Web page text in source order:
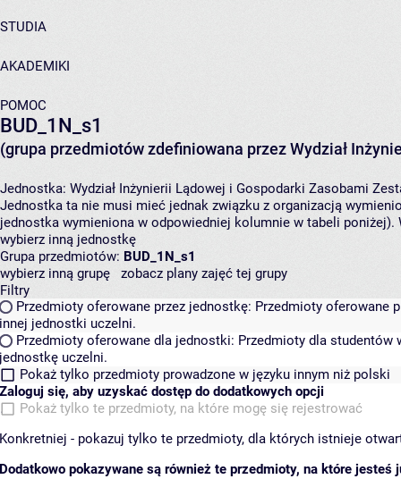
STUDIA
AKADEMIKI
POMOC
BUD_1N_s1
(grupa przedmiotów zdefiniowana przez Wydział
Jednostka: Wydział Inżynierii Lądowej i Gospodarki Zasobami
Jednostka ta nie musi mieć jednak związku z organizacją
jednostka wymieniona w odpowiedniej kolumnie w tabeli
wybierz inną jednostkę
Grupa przedmiotów: BUD_1N_s1
wybierz inną grupę
zobacz plany zajęć tej grupy
Filtry
Przedmioty oferowane przez jednostkę: Przedmioty oferowane
innej jednostki uczelni.
Przedmioty oferowane dla jednostki: Przedmioty dla studentów
jednostkę uczelni.
Pokaż tylko przedmioty prowadzone w języku innym niż polski
Zaloguj się, aby uzyskać dostęp do dodatkowych opcji
Pokaż tylko te przedmioty, na które mogę się rejestrować
Konkretniej - pokazuj tylko te przedmioty, dla których istnieje
Dodatkowo pokazywane są również te przedmioty, na które jesteś